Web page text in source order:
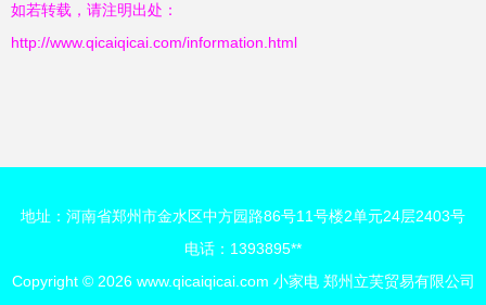
如若转载，请注明出处：
http://www.qicaiqicai.com/information.html
地址：河南省郑州市金水区中方园路86号11号楼2单元24层2403号
电话：1393895**
Copyright © 2026 www.qicaiqicai.com 小家电 郑州立芙贸易有限公司